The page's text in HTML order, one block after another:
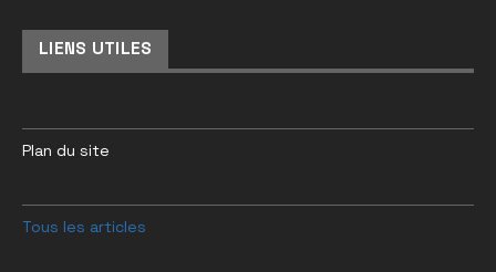
LIENS UTILES
Plan du site
Tous les articles